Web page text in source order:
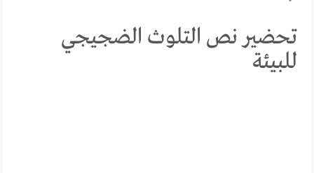
تحضير نص التلوث الضجيجي
للبيئة